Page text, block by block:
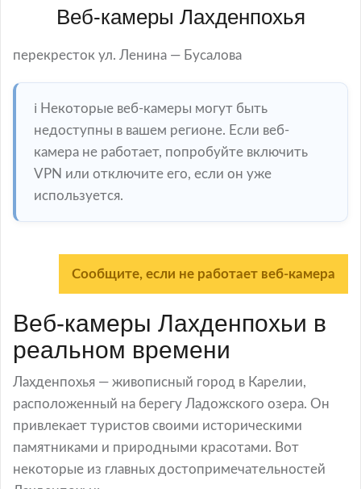
Веб-камеры Лахденпохья
перекресток ул. Ленина — Бусалова
ℹ️ Некоторые веб-камеры могут быть
недоступны в вашем регионе. Если веб-
камера не работает, попробуйте включить
VPN или отключите его, если он уже
используется.
Сообщите, если не работает веб-камера
Веб-камеры Лахденпохьи в
реальном времени
Лахденпохья — живописный город в Карелии,
расположенный на берегу Ладожского озера. Он
привлекает туристов своими историческими
памятниками и природными красотами. Вот
некоторые из главных достопримечательностей